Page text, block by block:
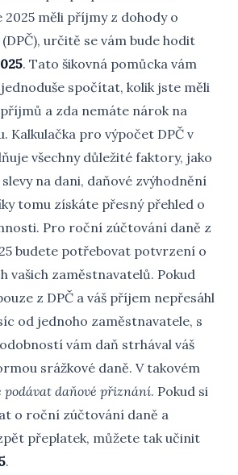
2025 měli příjmy z dohody o
určitě se vám bude hodit
. Tato šikovná pomůcka vám
spočítat, kolik jste měli
a zda nemáte nárok na
Kalkulačka pro výpočet DPČ v
všechny důležité faktory, jako
na dani, daňové zvýhodnění
tomu získáte přesný přehled o
Pro roční zúčtování daně z
budete potřebovat potvrzení o
vašich zaměstnavatelů. Pokud
z DPČ a váš příjem nepřesáhl
od jednoho zaměstnavatele, s
vám daň strhával váš
srážkové daně. V takovém
podávat daňové přiznání. Pokud si
o roční zúčtování daně a
přeplatek, můžete tak učinit
.